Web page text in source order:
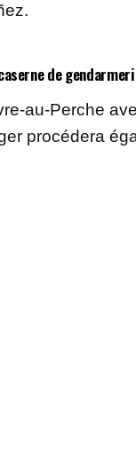
de
au-Perche
procédera